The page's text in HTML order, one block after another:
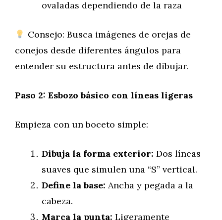
ovaladas dependiendo de la raza
Consejo: Busca imágenes de orejas de
conejos desde diferentes ángulos para
entender su estructura antes de dibujar.
Paso 2: Esbozo básico con líneas ligeras
Empieza con un boceto simple:
Dibuja la forma exterior: Dos líneas
suaves que simulen una “S” vertical.
Define la base: Ancha y pegada a la
cabeza.
Marca la punta: Ligeramente